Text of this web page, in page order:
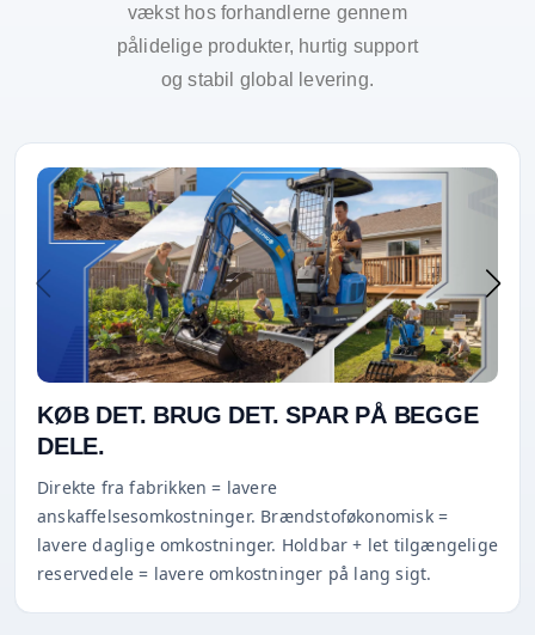
vækst hos forhandlerne gennem
pålidelige produkter, hurtig support
og stabil global levering.
KØB DET. BRUG DET. SPAR PÅ BEGGE
DELE.
Direkte fra fabrikken = lavere
anskaffelsesomkostninger. Brændstoføkonomisk =
lavere daglige omkostninger. Holdbar + let tilgængelige
reservedele = lavere omkostninger på lang sigt.